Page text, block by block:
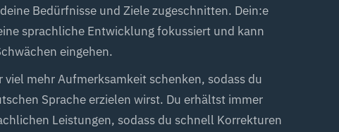
Bedürfnisse und Ziele zugeschnitten. Dein:e
sprachliche Entwicklung fokussiert und kann
eingehen.
mehr Aufmerksamkeit schenken, sodass du
Sprache erzielen wirst. Du erhältst immer
Leistungen, sodass du schnell Korrekturen